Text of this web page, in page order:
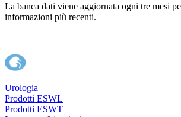
La banca dati viene aggiornata ogni tre mesi
informazioni più recenti.
Urologia
Prodotti ESWL
Prodotti ESWT